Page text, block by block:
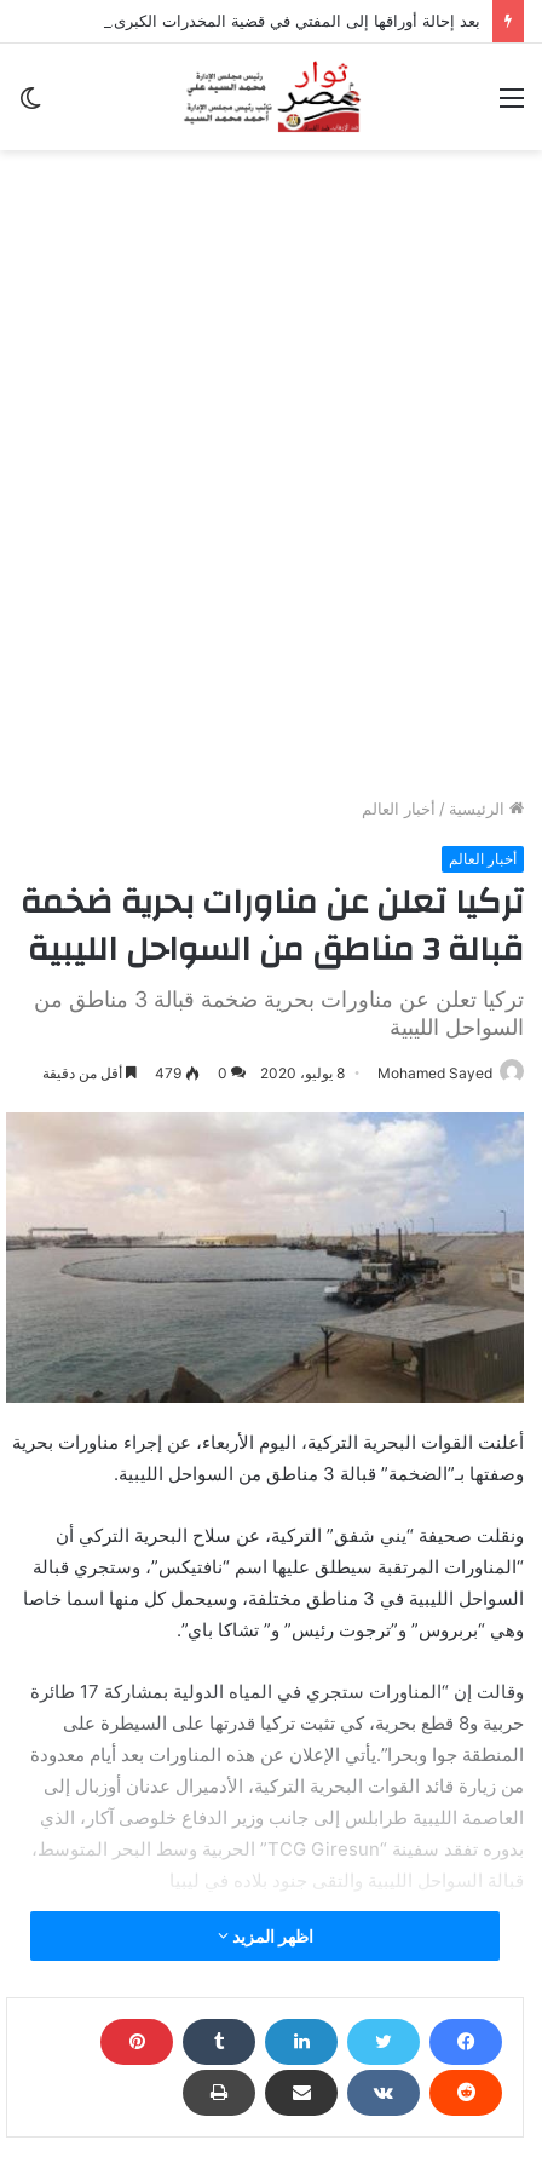
القائمة
الرئيسية / أخبار العالم
أخبار العالم
تركيا تعلن عن مناورات بحرية ضخمة
قبالة 3 مناطق من السواحل الليبية
تركيا تعلن عن مناورات بحرية ضخمة قبالة 3 مناطق من
السواحل الليبية
Mohamed Sayed 8 يوليو، 2020 0
479 أقل من دقيقة
أعلنت القوات البحرية التركية، اليوم الأربعاء، عن إجراء مناورات بحرية
وصفتها بـ”الضخمة” قبالة 3 مناطق من السواحل الليبية.
ونقلت صحيفة “يني شفق” التركية، عن سلاح البحرية التركي أن
“المناورات المرتقبة سيطلق عليها اسم “نافتيكس”، وستجري قبالة
السواحل الليبية في 3 مناطق مختلفة، وسيحمل كل منها اسما خاصا
وهي “بربروس” و”ترجوت رئيس” و” تشاكا باي”.
وقالت إن “المناورات ستجري في المياه الدولية بمشاركة 17 طائرة
حربية و8 قطع بحرية، كي تثبت تركيا قدرتها على السيطرة على
المنطقة جوا وبحرا”.يأتي الإعلان عن هذه المناورات بعد أيام معدودة
من زيارة قائد القوات البحرية التركية، الأدميرال عدنان أوزبال إلى
العاصمة الليبية طرابلس إلى جانب وزير الدفاع خلوصى آكار، الذي
بدوره تفقد سفينة “TCG Giresun” الحربية وسط البحر المتوسط،
قبالة السواحل الليبية والتقى جنود بلاده في ليبيا
تركيا تعلن عن مناورات بحرية ضخمة قبالة 3 مناطق من
اظهر المزيد